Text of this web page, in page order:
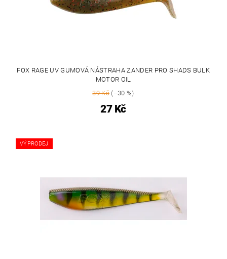
FOX RAGE UV GUMOVÁ NÁSTRAHA ZANDER PRO SHADS BULK
MOTOR OIL
39 Kč (–30 %)
27 Kč
VÝPRODEJ